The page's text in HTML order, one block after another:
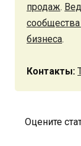
продаж.
сообщества
бизнеса.
Контакты:
Оцените